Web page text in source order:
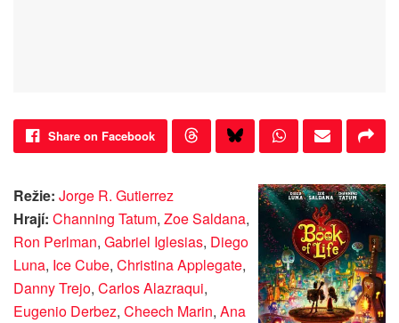
Share on Facebook
Režie: Jorge R. Gutierrez
Hrají: Channing Tatum, Zoe Saldana,
Ron Perlman, Gabriel Iglesias, Diego
Luna, Ice Cube, Christina Applegate,
Danny Trejo, Carlos Alazraqui,
Eugenio Derbez, Cheech Marin, Ana